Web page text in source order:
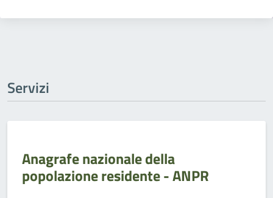
Servizi
Anagrafe nazionale della
popolazione residente - ANPR